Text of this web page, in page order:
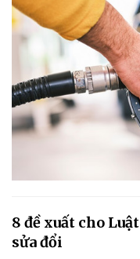
8 đề xuất cho
sửa đổi